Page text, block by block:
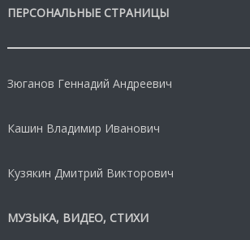
ПЕРСОНАЛЬНЫЕ СТРАНИЦЫ
Зюганов Геннадий Андреевич
Кашин Владимир Иванович
Кузякин Дмитрий Викторович
МУЗЫКА, ВИДЕО, СТИХИ